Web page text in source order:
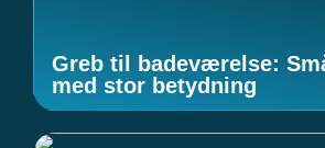
Greb til badeværelse:
med stor betydning